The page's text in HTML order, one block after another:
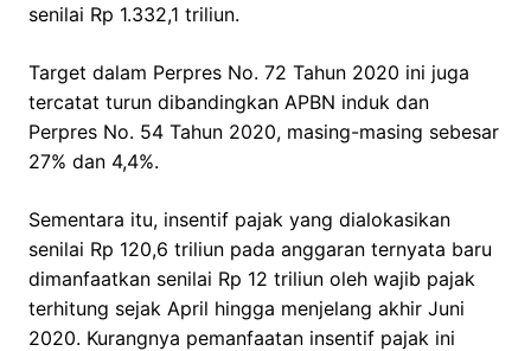
senilai Rp 1.332,1 triliun.
Target dalam Perpres No. 72 Tahun 2020 ini juga
tercatat turun dibandingkan APBN induk dan
Perpres No. 54 Tahun 2020, masing-masing sebesar
27% dan 4,4%.
Sementara itu, insentif pajak yang dialokasikan
senilai Rp 120,6 triliun pada anggaran ternyata baru
dimanfaatkan senilai Rp 12 triliun oleh wajib pajak
terhitung sejak April hingga menjelang akhir Juni
2020. Kurangnya pemanfaatan insentif pajak ini